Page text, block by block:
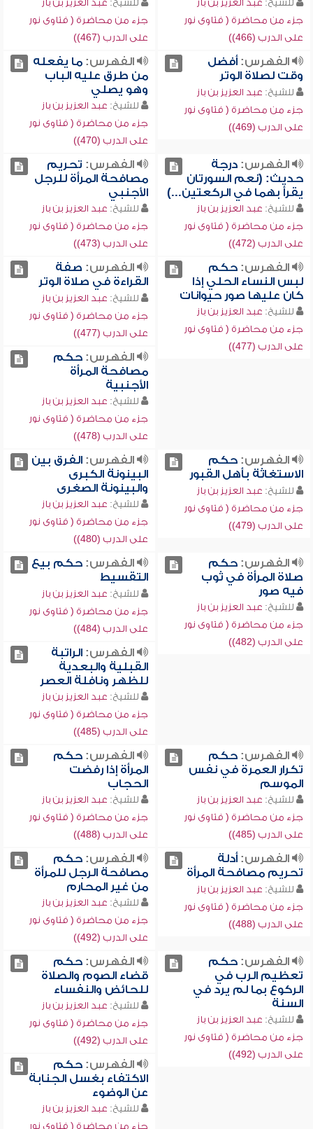
للشيخ: عبد العزيز بن باز
جزء من محاضرة ( فتاوى نور
على الدرب (466))
للشيخ: عبد العزيز بن باز
جزء من محاضرة ( فتاوى نور
على الدرب (467))
الفهرس:أفضل
وقت لصلاة الوتر
للشيخ: عبد العزيز بن باز
جزء من محاضرة ( فتاوى نور
على الدرب (469))
الفهرس:ما يفعله
من طرق عليه الباب
وهو يصلي
للشيخ: عبد العزيز بن باز
جزء من محاضرة ( فتاوى نور
على الدرب (470))
الفهرس:درجة
حديث: (نعم السورتان
يقرأ بهما في الركعتين...)
للشيخ: عبد العزيز بن باز
جزء من محاضرة ( فتاوى نور
على الدرب (472))
الفهرس: تحريم
مصافحة المرأة للرجل
الأجنبي
للشيخ: عبد العزيز بن باز
جزء من محاضرة ( فتاوى نور
على الدرب (473))
الفهرس:حكم
لبس النساء الحلي إذا
كان عليها صور حيوانات
للشيخ: عبد العزيز بن باز
جزء من محاضرة ( فتاوى نور
على الدرب (477))
الفهرس: صفة
القراءة في صلاة الوتر
للشيخ: عبد العزيز بن باز
جزء من محاضرة ( فتاوى نور
على الدرب (477))
الفهرس:حكم
مصافحة المرأة
الأجنبية
للشيخ: عبد العزيز بن باز
جزء من محاضرة ( فتاوى نور
على الدرب (478))
الفهرس:حكم
الاستغاثة بأهل القبور
للشيخ: عبد العزيز بن باز
جزء من محاضرة ( فتاوى نور
على الدرب (479))
الفهرس:الفرق بين
البينونة الكبرى
والبينونة الصغرى
للشيخ: عبد العزيز بن باز
جزء من محاضرة ( فتاوى نور
على الدرب (480))
الفهرس:حكم
صلاة المرأة في ثوب
فيه صور
للشيخ: عبد العزيز بن باز
جزء من محاضرة ( فتاوى نور
على الدرب (482))
الفهرس:حكم بيع
التقسيط
للشيخ: عبد العزيز بن باز
جزء من محاضرة ( فتاوى نور
على الدرب (484))
الفهرس:الراتبة
القبلية والبعدية
للظهر ونافلة العصر
للشيخ: عبد العزيز بن باز
جزء من محاضرة ( فتاوى نور
على الدرب (485))
الفهرس:حكم
تكرار العمرة في نفس
الموسم
للشيخ: عبد العزيز بن باز
جزء من محاضرة ( فتاوى نور
على الدرب (485))
الفهرس:حكم
المرأة إذا رفضت
الحجاب
للشيخ: عبد العزيز بن باز
جزء من محاضرة ( فتاوى نور
على الدرب (488))
الفهرس:أدلة
تحريم مصافحة المرأة
للشيخ: عبد العزيز بن باز
جزء من محاضرة ( فتاوى نور
على الدرب (488))
الفهرس:حكم
مصافحة الرجل للمرأة
من غير المحارم
للشيخ: عبد العزيز بن باز
جزء من محاضرة ( فتاوى نور
على الدرب (492))
الفهرس:حكم
تعظيم الرب في
الركوع بما لم يرد في
السنة
للشيخ: عبد العزيز بن باز
جزء من محاضرة ( فتاوى نور
على الدرب (492))
الفهرس:حكم
قضاء الصوم والصلاة
للحائض والنفساء
للشيخ: عبد العزيز بن باز
جزء من محاضرة ( فتاوى نور
على الدرب (492))
الفهرس:حكم
الاكتفاء بغسل الجنابة
عن الوضوء
للشيخ: عبد العزيز بن باز
جزء من محاضرة ( فتاوى نور